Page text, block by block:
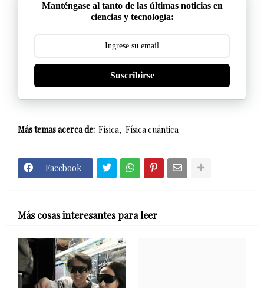
Manténgase al tanto de las últimas noticias en
ciencias y tecnología:
Suscribirse
Más temas acerca de: Física Física cuántica
Facebook
Más cosas interesantes para leer